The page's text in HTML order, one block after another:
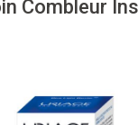
Combleur